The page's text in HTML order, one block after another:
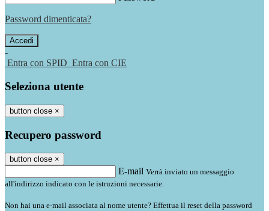
Password dimenticata?
-
Entra con SPID Entra con CIE
Seleziona utente
button close ×
Recupero password
button close ×
E-mail Verrà inviato un messaggio
all'indirizzo indicato con le istruzioni necessarie.
Non hai una e-mail associata al nome utente? Effettua il reset della password